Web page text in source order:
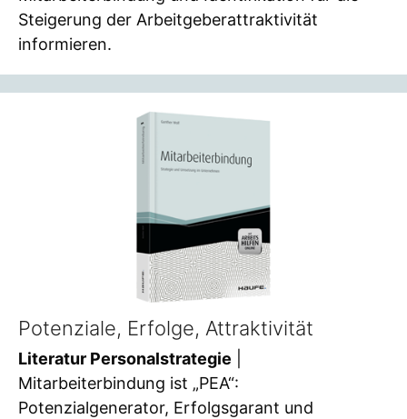
Steigerung der Arbeitgeberattraktivität
informieren.
Potenziale, Erfolge, Attraktivität
Literatur Personalstrategie
Mitarbeiterbindung ist „PEA“:
Potenzialgenerator, Erfolgsgarant und